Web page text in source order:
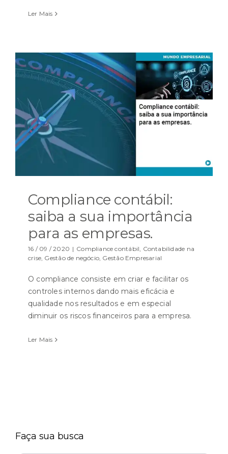
Ler Mais
Compliance contábil:
saiba a sua importância
para as empresas.
16 / 09 / 2020 | Compliance contábil, Contabilidade na
crise, Gestão de negócio, Gestão Empresarial
O compliance consiste em criar e facilitar os
controles internos dando mais eficácia e
qualidade nos resultados e em especial
diminuir os riscos financeiros para a empresa.
Ler Mais
Faça sua busca